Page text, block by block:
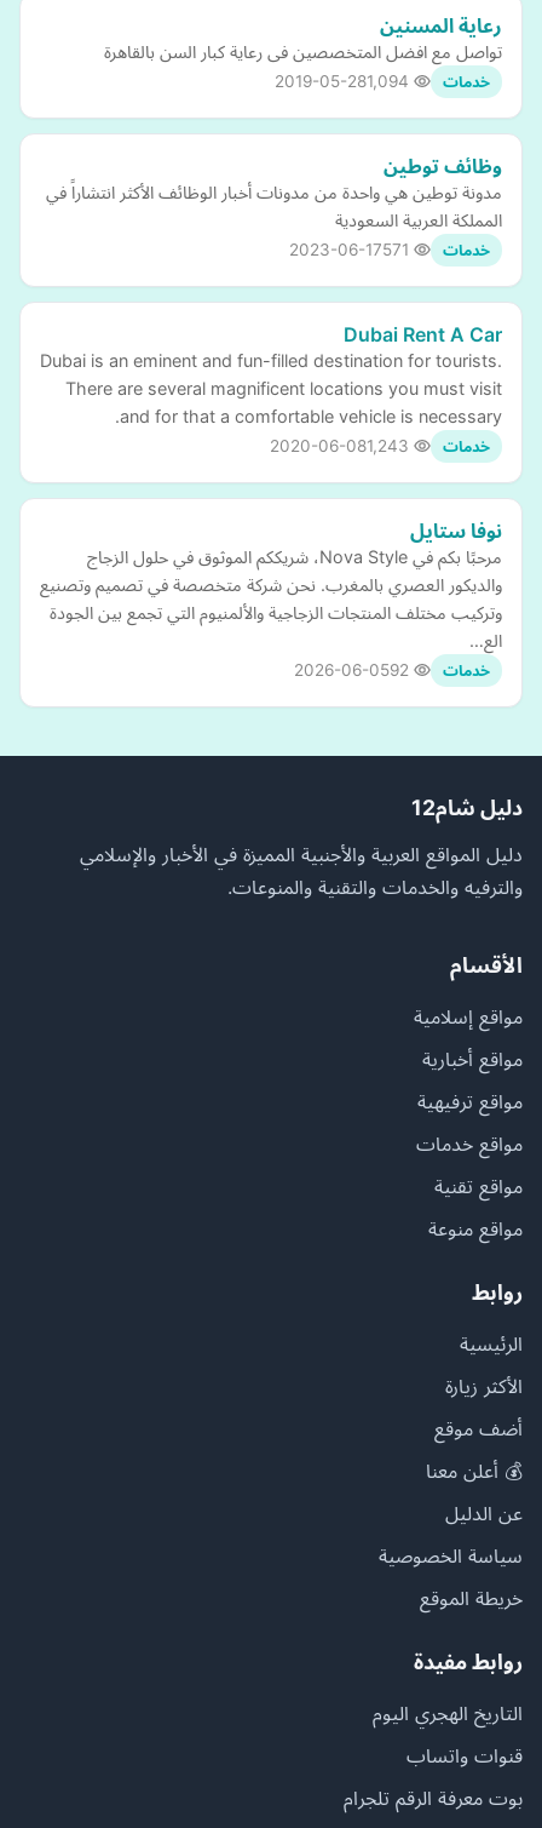
رعاية المسنين
تواصل مع افضل المتخصصين فى رعاية كبار السن بالقاهرة
خدمات 2019-05-28
وظائف توطين
مدونة توطين هي واحدة من مدونات أخبار الوظائف الأكثر انتشاراً في
المملكة العربية السعودية
خدمات 2023-06-17
Dubai Rent A Car
Dubai is an eminent and fun-filled destination for tourists.
There are several magnificent locations you must visit
and for that a comfortable vehicle is necessary.
خدمات 2020-06-08
نوفا ستايل
مرحبًا بكم في Nova Style، شريككم الموثوق في حلول الزجاج
والديكور العصري بالمغرب. نحن شركة متخصصة في تصميم وتصنيع
وتركيب مختلف المنتجات الزجاجية والألمنيوم التي تجمع بين الجودة
الع…
خدمات 2026-06-05
دليل شام12
دليل المواقع العربية والأجنبية المميزة في الأخبار والإسلامي
والترفيه والخدمات والتقنية والمنوعات.
الأقسام
مواقع إسلامية
مواقع أخبارية
مواقع ترفيهية
مواقع خدمات
مواقع تقنية
مواقع منوعة
روابط
الرئيسية
الأكثر زيارة
أضف موقع
💰 أعلن معنا
عن الدليل
سياسة الخصوصية
خريطة الموقع
روابط مفيدة
التاريخ الهجري اليوم
قنوات واتساب
بوت معرفة الرقم تلجرام